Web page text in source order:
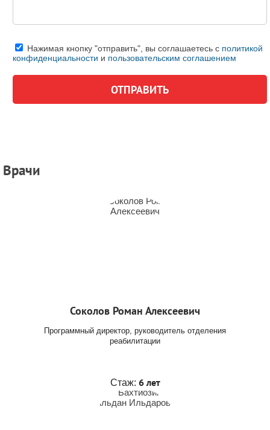
Нажимая кнопку "отправить", вы соглашаетесь с политикой
конфиденциальности и пользовательским соглашением
Врачи
Соколов Роман Алексеевич
Программный директор, руководитель отделения
реабилитации
Стаж: 6 лет